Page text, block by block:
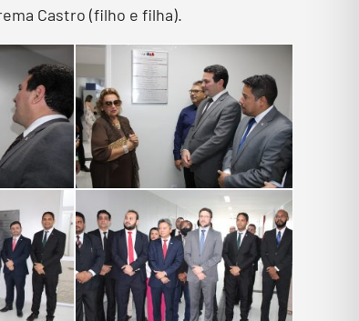
Castro (filho e filha).